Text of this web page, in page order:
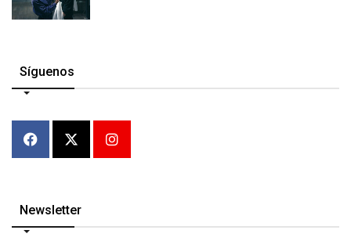
Síguenos
Newsletter